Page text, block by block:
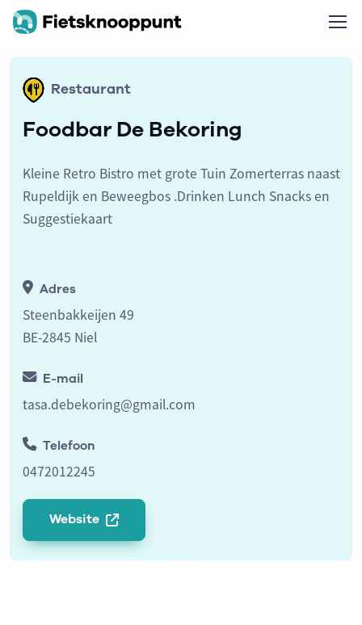
Restaurant
Foodbar De Bekoring
Kleine Retro Bistro met grote Tuin Zomerterras naast
Rupeldijk en Beweegbos .Drinken Lunch Snacks en
Suggestiekaart
Adres
Steenbakkeijen 49
BE-2845 Niel
E-mail
tasa.debekoring@gmail.com
Telefoon
0472012245
Website